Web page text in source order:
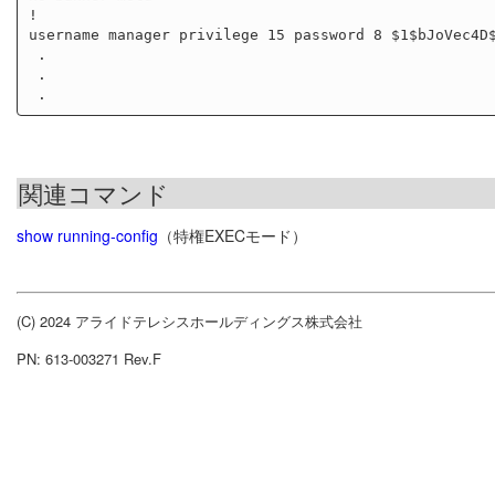
!
username manager privilege 15 password 8
関連コマンド
show running-config （特権EXECモード）
(C) 2024 アライドテレシスホールディングス株式会社
PN: 613-003271 Rev.F